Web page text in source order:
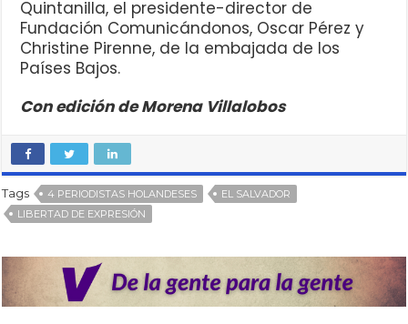
Quintanilla, el presidente-director de
Fundación Comunicándonos, Oscar Pérez y
Christine Pirenne, de la embajada de los
Países Bajos.
Con edición de Morena Villalobos
Tags 4 PERIODISTAS HOLANDESES
EL SALVADOR
LIBERTAD DE EXPRESIÓN